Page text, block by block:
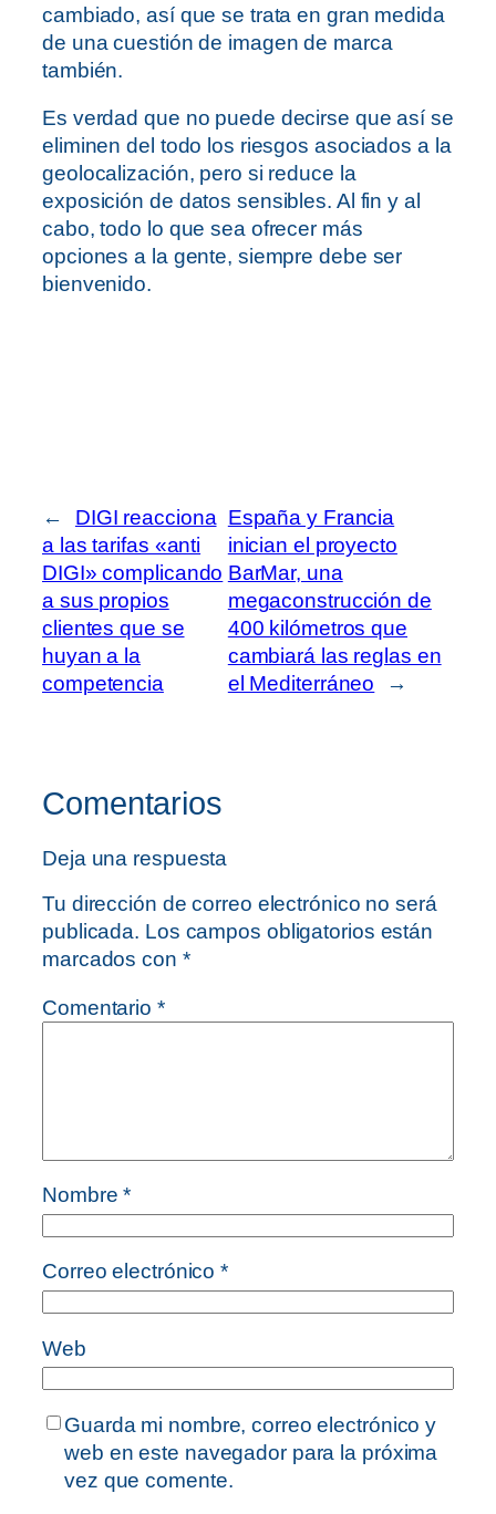
cambiado, así que se trata en gran medida
de una cuestión de imagen de marca
también.
Es verdad que no puede decirse que así se
eliminen del todo los riesgos asociados a la
geolocalización, pero si reduce la
exposición de datos sensibles. Al fin y al
cabo, todo lo que sea ofrecer más
opciones a la gente, siempre debe ser
bienvenido.
←
DIGI reacciona
a las tarifas «anti
DIGI» complicando
a sus propios
clientes que se
huyan a la
competencia
España y Francia
inician el proyecto
BarMar, una
megaconstrucción de
400 kilómetros que
cambiará las reglas en
el Mediterráneo
→
Comentarios
Deja una respuesta
Tu dirección de correo electrónico no será
publicada. Los campos obligatorios están
marcados con *
Comentario *
Nombre*
Correo electrónico*
Web
Guarda mi nombre, correo electrónico y
web en este navegador para la próxima
vez que comente.